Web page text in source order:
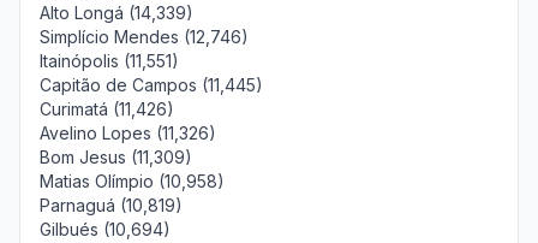
Alto Longá (14,339)
Simplício Mendes (12,746)
Itainópolis (11,551)
Capitão de Campos (11,445)
Curimatá (11,426)
Avelino Lopes (11,326)
Bom Jesus (11,309)
Matias Olímpio (10,958)
Parnaguá (10,819)
Gilbués (10,694)